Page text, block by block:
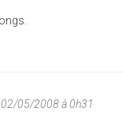
02/05/2008 à 0h31